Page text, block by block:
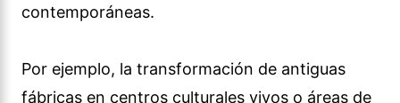
contemporáneas.
Por ejemplo, la transformación de antiguas
fábricas en centros culturales vivos o áreas de